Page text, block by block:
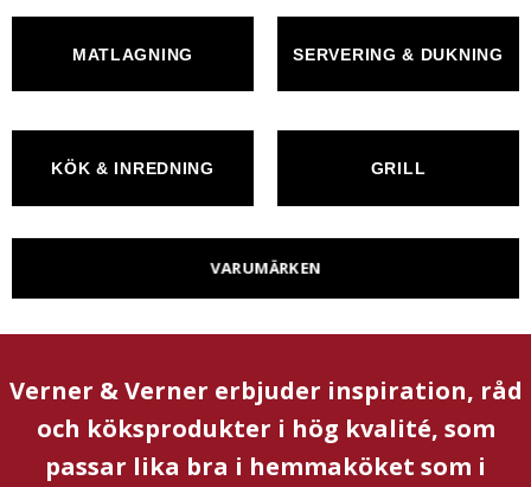
MATLAGNING SERVERING & DUKNING
KÖK & INREDNING GRILL
VARUMÄRKEN
Verner & Verner erbjuder inspiration, råd
och köksprodukter i hög kvalité, som
passar lika bra i hemmaköket som i